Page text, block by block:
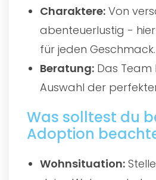
Charaktere: Von
abenteuerlustig -
für jeden Geschmack.
Beratung: Das
Auswahl der
Was solltest du
Adoption
Wohnsituation: